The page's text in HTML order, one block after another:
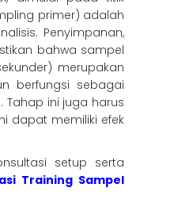
primer) adalah
Penyimpanan,
bahwa sampel
merupakan
berfungsi sebagai
ini juga harus
dapat memiliki efek
setup serta
Training Sampel